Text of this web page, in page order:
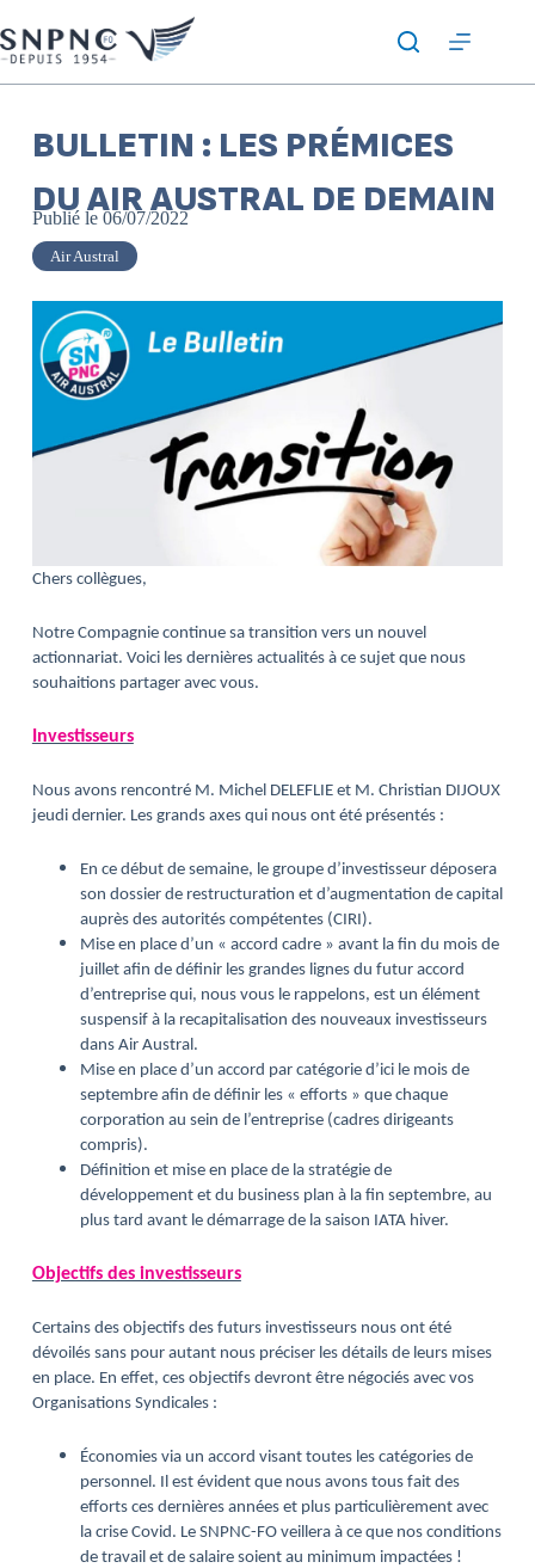
BULLETIN : LES PRÉMICES
DU AIR AUSTRAL DE DEMAIN
Publié le 06/07/2022
Air Austral
Chers collègues,
Notre Compagnie continue sa transition vers un nouvel
actionnariat. Voici les dernières actualités à ce sujet que nous
souhaitions partager avec vous.
Investisseurs
Nous avons rencontré M. Michel DELEFLIE et M. Christian DIJOUX
jeudi dernier. Les grands axes qui nous ont été présentés :
En ce début de semaine, le groupe d’investisseur déposera
son dossier de restructuration et d’augmentation de capital
auprès des autorités compétentes (CIRI).
Mise en place d’un « accord cadre » avant la fin du mois de
juillet afin de définir les grandes lignes du futur accord
d’entreprise qui, nous vous le rappelons, est un élément
suspensif à la recapitalisation des nouveaux investisseurs
dans Air Austral.
Mise en place d’un accord par catégorie d’ici le mois de
septembre afin de définir les « efforts » que chaque
corporation au sein de l’entreprise (cadres dirigeants
compris).
Définition et mise en place de la stratégie de
développement et du business plan à la fin septembre, au
plus tard avant le démarrage de la saison IATA hiver.
Objectifs des investisseurs
Certains des objectifs des futurs investisseurs nous ont été
dévoilés sans pour autant nous préciser les détails de leurs mises
en place. En effet, ces objectifs devront être négociés avec vos
Organisations Syndicales :
Économies via un accord visant toutes les catégories de
personnel. Il est évident que nous avons tous fait des
efforts ces dernières années et plus particulièrement avec
la crise Covid. Le SNPNC-FO veillera à ce que nos conditions
de travail et de salaire soient au minimum impactées !